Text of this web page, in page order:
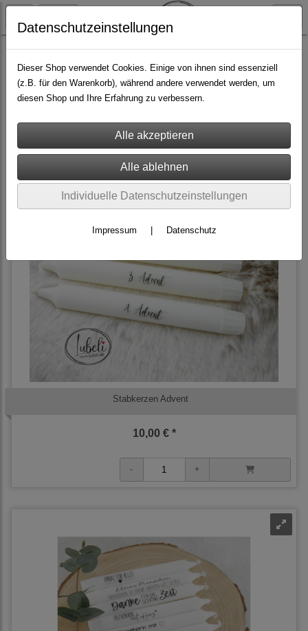
Kerzen
Sortierung wählen
Filter
Stabkerzen Advent
10,00 € *
Datenschutzeinstellungen
Dieser Shop verwendet Cookies. Einige von ihnen sind essenziell
(z.B. für den Warenkorb), während andere verwendet werden, um
diesen Shop und Ihre Erfahrung zu verbessern.
Individuelle Datenschutzeinstellungen
Impressum Datenschutz